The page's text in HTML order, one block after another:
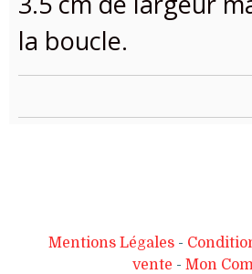
la boucle.
Mentions Légales
vente
Mon